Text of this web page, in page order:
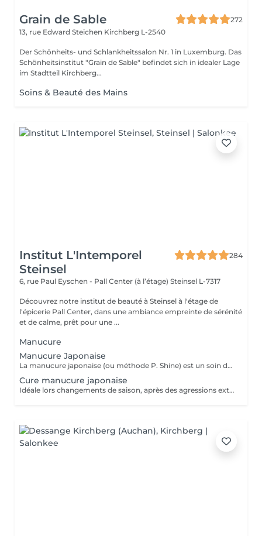
Grain de Sable
272
13, rue Edward Steichen Kirchberg L-2540
Der Schönheits- und Schlankheitssalon Nr. 1 in Luxemburg. Das
Schönheitsinstitut "Grain de Sable" befindet sich in idealer Lage
im Stadtteil Kirchberg...
Soins & Beauté des Mains
Institut L'Intemporel
Steinsel
284
6, rue Paul Eyschen - Pall Center (à l’étage) Steinsel L-7317
Découvrez notre institut de beauté à Steinsel à l'étage de
l'épicerie Pall Center, dans une ambiance empreinte de sérénité
et de calme, prêt pour une ...
Manucure
Manucure Japonaise
La manucure japonaise (ou méthode P. Shine) est un soin de beauté naturel et ancestral visant à renforcer, nourrir et faire briller les ongles sans vernis ni gel. En utilisant des produits naturels comme la cire d'abeille, des minéraux, et de la poudre de perle, elle rend les ongles sains, forts et brillants avec un effet miroir, idéal pour réparer les ongles abîmés (après gel ou semi-permanent, grossesse...). Convient aux ongles naturels fragiles, mous, cassants ou dédoublés, mais aussi simplement pour offrir une période de repos et de soin aux ongles.
Cure manucure japonaise
Idéale lors changements de saison, après des agressions extérieures / poses de semi permanent ou simplement pour retrouver des ongles naturels beaux et sains, la cure permet de : - renforcer les ongles - limiter la casse et le dédoublement - réhydrater la plaque de l'ongle - retrouver des ongles plus sains et résistants 5 manucures + 1 offerte